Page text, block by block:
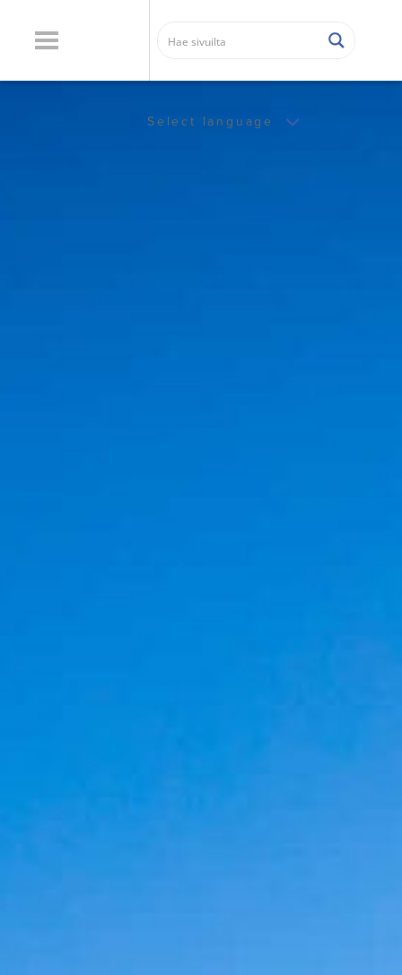
Select language